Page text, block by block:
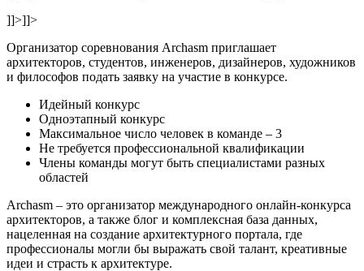
]]>]]>
Организатор соревнования Archasm приглашает
архитекторов, студентов, инженеров, дизайнеров, художников
и философов подать заявку на участие в конкурсе.
Идейный конкурс
Одноэтапный конкурс
Максимальное число человек в команде – 3
Не требуется профессиональной квалификации
Члены команды могут быть специалистами разных
областей
Archasm – это организатор международного онлайн-конкурса
архитекторов, а также блог и комплексная база данных,
нацеленная на создание архитектурного портала, где
профессионалы могли бы выражать свой талант, креативные
идеи и страсть к архитектуре.